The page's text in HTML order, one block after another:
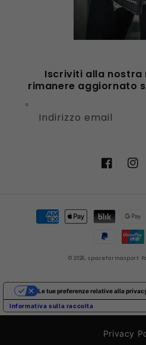
Iscriviti alla nostra
rimanere aggiornato
Indirizzo email
Facebook
Metodi
© 2026, spacefarmasport
Informativa sulla raccolta
Le tue preferenze relative alla
Privacy